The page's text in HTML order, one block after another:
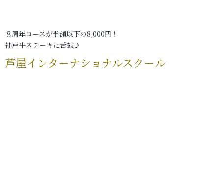
８周年コースが半額以下の8,000円！
神戸牛ステーキに舌鼓♪
芦屋インターナショナルスクール